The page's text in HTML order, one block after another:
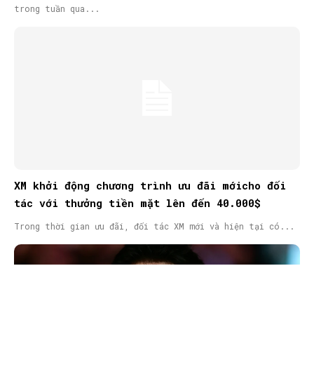
trong tuần qua...
XM khởi động chương trình ưu đãi mớicho đối
tác với thưởng tiền mặt lên đến 40.000$
Trong thời gian ưu đãi, đối tác XM mới và hiện tại có...